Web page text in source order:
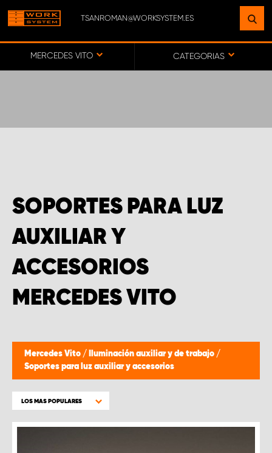
TSANROMAN@WORKSYSTEM.ES
MERCEDES VITO CATEGORIAS
SOPORTES PARA LUZ
AUXILIAR Y
ACCESORIOS
MERCEDES VITO
Mercedes Vito / Iluminación auxiliar y de trabajo /
Soportes para luz auxiliar y accesorios
LOS MAS POPULARES
ENCUENTRE UNA INSTALACIÓN
CERCA DE USTED